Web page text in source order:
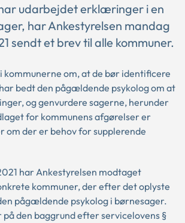
udarbejdet erklæringer i en
har Ankestyrelsen mandag
sendt et brev til alle kommuner.
kommunerne om, at de bør identificere
bedt den pågældende psykolog om at
og genvurdere sagerne, herunder
for kommunens afgørelser er
der er behov for supplerende
har Ankestyrelsen modtaget
kommuner, der efter det oplyste
pågældende psykolog i børnesager.
den baggrund efter servicelovens §